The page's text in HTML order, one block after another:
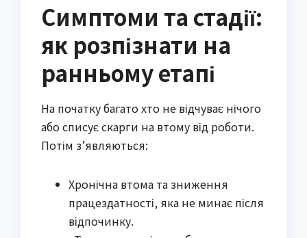
Симптоми та стадії:
як розпізнати на
ранньому етапі
На початку багато хто не відчуває нічого
або списує скарги на втому від роботи.
Потім з’являються:
Хронічна втома та зниження
працездатності, яка не минає після
відпочинку.